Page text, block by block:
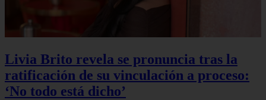
Livia Brito revela se pronuncia tras la
ratificación de su vinculación a proceso:
‘No todo está dicho’